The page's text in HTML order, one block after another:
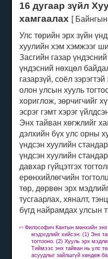
16 дугаар зүйл
хамгаалах [
Улс төрийн эрх зүйн
хуулийн хэм хэмжээг
Засгийн газар
үндэсний нөхцөл
газарзүй, соёл
олон улсын хууль
хориглож, зөрчигчийг
эсрэг гэмт хэрэг
Энх тайван хөгжлийг
дэлхийн бүх улс орны
үндсэн хуулийн
үндсэн хуулийн
давхар гүйцэтгэх
ерөнхийлөгчийн
төр, дөрвөн эрх
тусгаарлах, хяналт,
бүгд найрамдах улсын
[47]
Философич Кантын мөнхийн энх
мэдэгдлийг хийсэн: (1) Энх
тогтооно.(2) Хууль эрх
Тиймээс энх тайван нь улс
асуудлыг зайлшгүй хөндөж